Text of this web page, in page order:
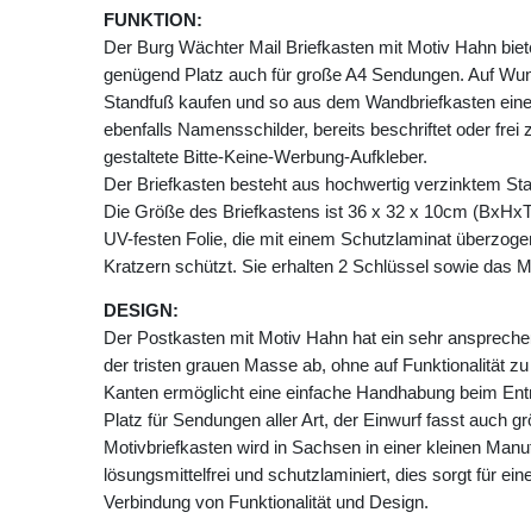
FUNKTION:
Der Burg Wächter Mail Briefkasten mit Motiv Hahn
genügend Platz auch für große A4 Sendungen. Auf
Standfuß kaufen und so aus dem Wandbriefkasten
ebenfalls Namensschilder, bereits beschriftet oder frei
gestaltete Bitte-Keine-Werbung-Aufkleber.
Der Briefkasten besteht aus hochwertig verzinktem
Die Größe des Briefkastens ist 36 x 32 x 10cm
UV-festen Folie, die mit einem Schutzlaminat
Kratzern schützt. Sie erhalten 2 Schlüssel sowie das
DESIGN:
Der Postkasten mit Motiv Hahn hat ein sehr
der tristen grauen Masse ab, ohne auf Funktionalität
Kanten ermöglicht eine einfache Handhabung beim
Platz für Sendungen aller Art, der Einwurf fasst auch
Motivbriefkasten wird in Sachsen in einer kleinen
lösungsmittelfrei und schutzlaminiert, dies sorgt für
Verbindung von Funktionalität und Design.